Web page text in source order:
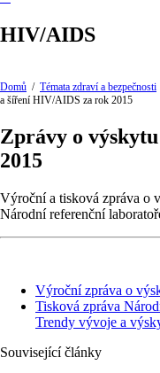
HIV/AIDS
Domů / Témata zdraví a bezpečnosti
a šíření HIV/AIDS za rok 2015
Zprávy o
2015
Výroční a tisková zpráva o
Národní referenční
Výroční zpráva o
Tisková zpráva
Trendy vývoje a
Související články